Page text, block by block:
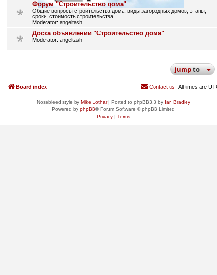
Форум "Строительство дома"
Общие вопросы строительства дома, виды загородных домов, этапы,
сроки, стоимость строительства.
Moderator: angeltash
Доска объявлений "Строительство дома"
Moderator: angeltash
jumpto
Board index All times are
Contact us
Nosebleed style by Mike Lothar| Ported to phpBB3.3 by Ian Bradley
Powered by phpBB® Forum Software © phpBB Limited
Privacy| Terms